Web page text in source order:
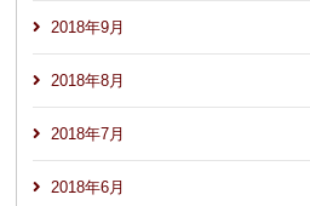
2018年9月
2018年8月
2018年7月
2018年6月